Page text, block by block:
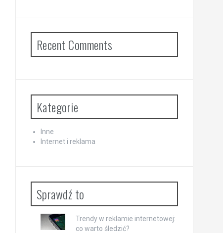
Recent Comments
Kategorie
Inne
Internet i reklama
Sprawdź to
Trendy w reklamie internetowej:
co warto śledzić?